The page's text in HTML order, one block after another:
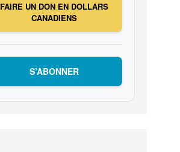
FAIRE UN DON EN DOLLARS
CANADIENS
S’ABONNER